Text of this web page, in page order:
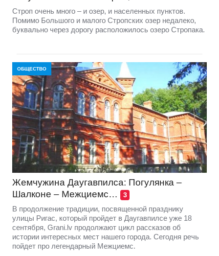
Строп очень много – и озер, и населенных пунктов.
Помимо Большого и малого Стропских озер недалеко,
буквально через дорогу расположилось озеро Стропака.
ОБЩЕСТВО
Жемчужина Даугавпилса: Погулянка –
Шалконе – Межциемс…
3
В продолжение традиции, посвященной празднику
улицы Ригас, который пройдет в Даугавпилсе уже 18
сентября, Grani.lv продолжают цикл рассказов об
истории интересных мест нашего города. Сегодня речь
пойдет про легендарный Межциемс.